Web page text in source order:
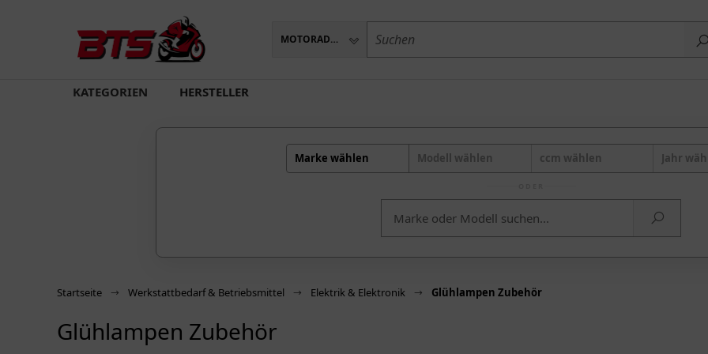
MOTORADTEILE
KATEGORIEN HERSTELLER
Marke wählen Modell wählen ccm wählen Jahr
Startseite Werkstattbedarf & Betriebsmittel Elektrik & Elektronik Glühlampen Zubehör
Glühlampen Zubehör